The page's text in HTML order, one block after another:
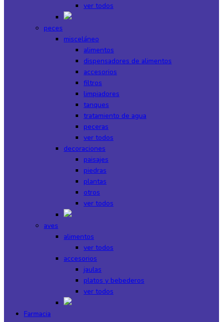
ver todos
peces
misceláneo
alimentos
dispensadores de alimentos
accesorios
filtros
limpiadores
tanques
tratamiento de agua
peceras
ver todos
decoraciones
paisajes
piedras
plantas
otros
ver todos
aves
alimentos
ver todos
accesorios
jaulas
platos y bebederos
ver todos
Farmacia